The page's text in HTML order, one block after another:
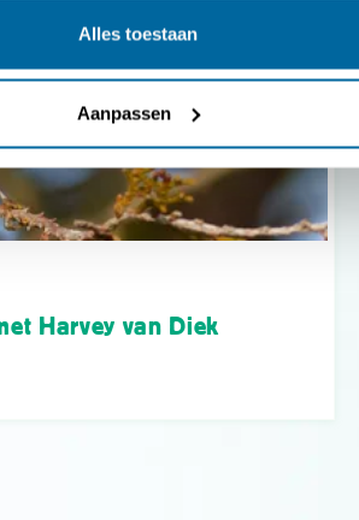
Alles toestaan
Aanpassen
Harvey van Diek